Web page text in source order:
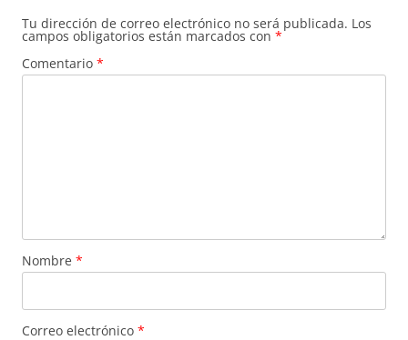
Tu dirección de correo electrónico no será publicada. Los
campos obligatorios están marcados con *
Comentario *
Nombre *
Correo electrónico *